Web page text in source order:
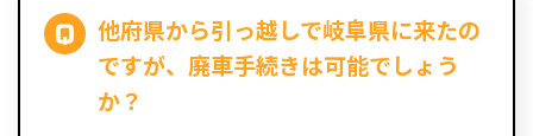
他府県から引っ越しで岐阜県に来たの
ですが、廃車手続きは可能でしょう
か？